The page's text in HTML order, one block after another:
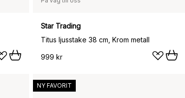
Star Trading
Titus ljusstake 38 cm, Krom metall
999 kr
NY FAVORIT